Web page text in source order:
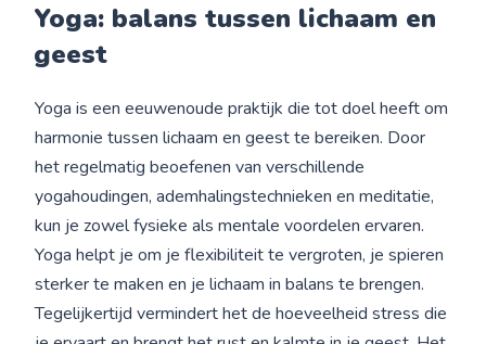
Yoga: balans tussen lichaam en
geest
Yoga is een eeuwenoude praktijk die tot doel heeft om
harmonie tussen lichaam en geest te bereiken. Door
het regelmatig beoefenen van verschillende
yogahoudingen, ademhalingstechnieken en meditatie,
kun je zowel fysieke als mentale voordelen ervaren.
Yoga helpt je om je flexibiliteit te vergroten, je spieren
sterker te maken en je lichaam in balans te brengen.
Tegelijkertijd vermindert het de hoeveelheid stress die